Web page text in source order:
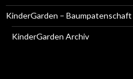
KinderGarden – Baumpatenschaft
KinderGarden Archiv